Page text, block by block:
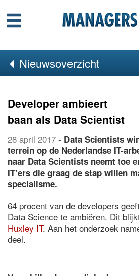
Menu
Nieuwsoverzicht
Developer ambieert
baan als Data Scientist
28 april 2017 - Data Scientists
terrein op de Nederlandse IT-
naar Data Scientists neemt toe
IT’ers die graag de stap willen
specialisme.
64 procent van de developers
Data Science te ambiëren. Dit
Huxley IT. Aan het onderzoek
deel.